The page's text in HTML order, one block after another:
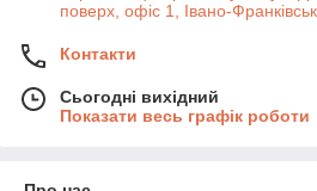
поверх, офіс 1, Івано-
Контакти
Сьогодні вихідний
Показати весь графік роботи